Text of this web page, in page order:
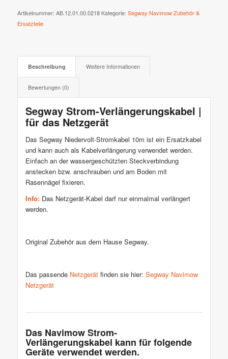
Artikelnummer: AB.12.01.00.0218 Kategorie: Segway Navimow Zubehör &
Ersatzteile
Beschreibung Weitere Informationen
Bewertungen (0)
Segway Strom-Verlängerungskabel |
für das Netzgerät
Das Segway Niedervolt-Stromkabel 10m ist ein Ersatzkabel
und kann auch als Kabelverlängerung verwendet werden.
Einfach an der wassergeschützten Steckverbindung
anstecken bzw. anschrauben und am Boden mit
Rasennägel fixieren.
Info:Das Netzgerät-Kabel darf nur einmalmal verlängert
werden.
Original Zubehör aus dem Hause Segway.
Das passende Netzgerätfinden sie hier: Segway Navimow
Netzgerät
Das Navimow Strom-
Verlängerungskabel kann für folgende
Geräte verwendet werden.